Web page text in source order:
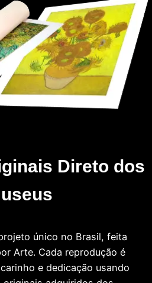
Direto dos
único no Brasil, feita
Arte. Cada reprodução é
e dedicação usando